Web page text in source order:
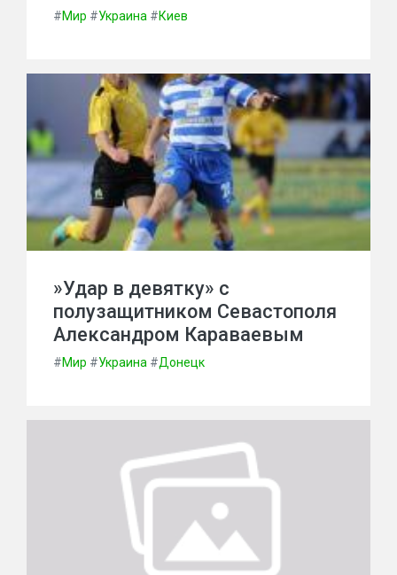
#Мир #Украина #Киев
»Удар в девятку» с
полузащитником Севастополя
Александром Караваевым
#Мир #Украина #Донецк